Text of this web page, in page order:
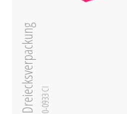
Dreiecksverpackung 0-0933 CI